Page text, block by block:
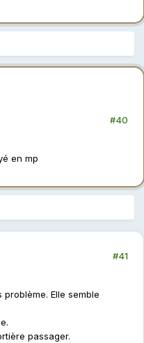
#40
en mp
#41
Elle semble
passager.